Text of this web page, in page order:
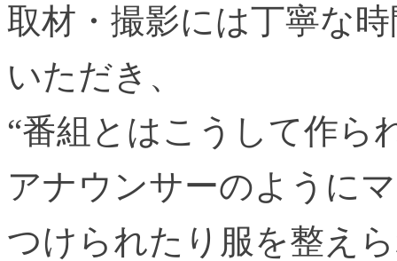
取材・撮影には丁寧な
いただき、
“番組とはこうして作ら
アナウンサーのように
つけられたり服を整え